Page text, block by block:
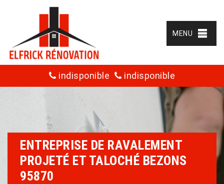
MENU
indisponible indisponible
ENTREPRISE DE RAVALEMENT
PROJETÉ ET TALOCHÉ BEZONS
95870